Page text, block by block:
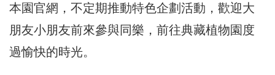
本園官網，不定期推動特色企劃活動，歡迎大
朋友小朋友前來參與同樂，前往典藏植物園度
過愉快的時光。